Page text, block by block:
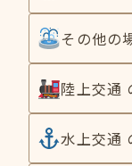
その他の
陸上交通
水上交通